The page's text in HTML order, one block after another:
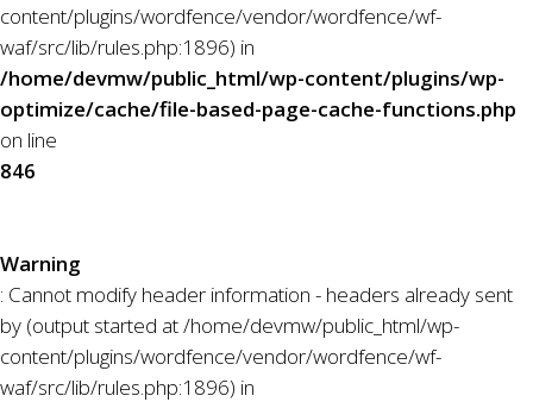
content/plugins/wordfence/vendor/wordfence/wf-
waf/src/lib/rules.php:1896) in
/home/devmw/public_html/wp-content/plugins/wp-
optimize/cache/file-based-page-cache-functions.php
on line
846
Warning
: Cannot modify header information - headers already sent
by (output started at /home/devmw/public_html/wp-
content/plugins/wordfence/vendor/wordfence/wf-
waf/src/lib/rules.php:1896) in